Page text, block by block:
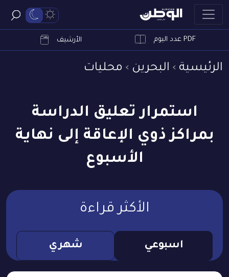
PDF عدد اليوم الأرشيف
الرئيسية البحرين محليات
استمرار تعليق الدراسة
بمراكز ذوي الإعاقة إلى نهاية
الأسبوع
الأكثر قراءة
اسبوعي شهري